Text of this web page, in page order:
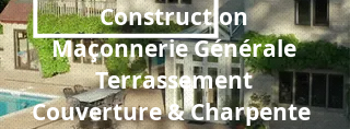
Construction
Maçonnerie Générale
Terrassement
Couverture & Charpente